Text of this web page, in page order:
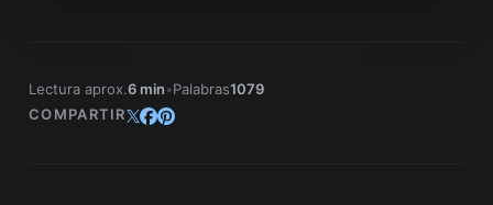
Lectura aprox.6 min•Palabras1079
COMPARTIR